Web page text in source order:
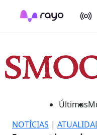
On Air
Últimas
NOTÍCIAS |